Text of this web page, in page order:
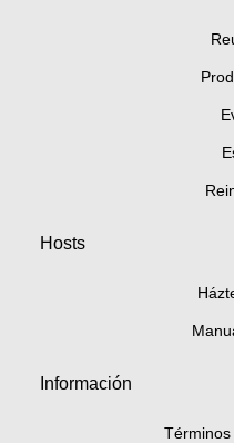
Hosts
Información
Términos